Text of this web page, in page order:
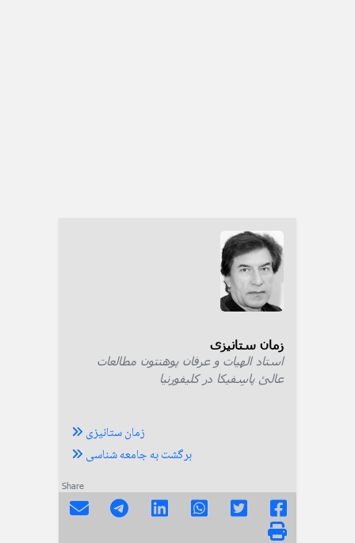
زمان ستانیزی
استاد الهیات و عرفان پوهنتون مطالعات
عالئ پاسِفیکا در کلیفورنیا
زمان ستانیزی
برگشت به جامعه شناسی
Share